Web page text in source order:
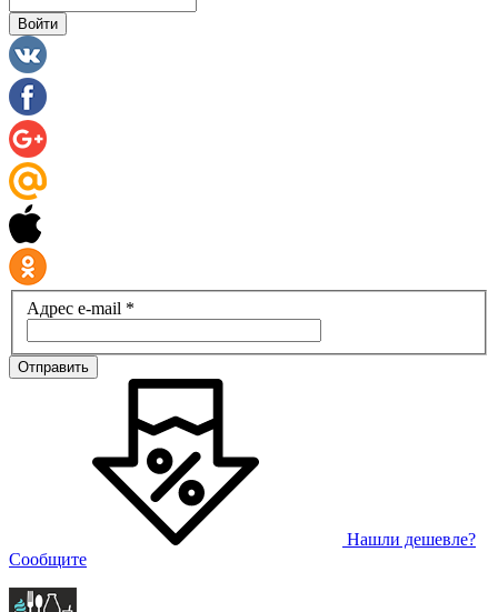
Войти
Адрес e-mail *
Отправить
Нашли дешевле?
Сообщите